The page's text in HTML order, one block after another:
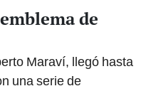
de
Maraví, llegó hasta
una serie de